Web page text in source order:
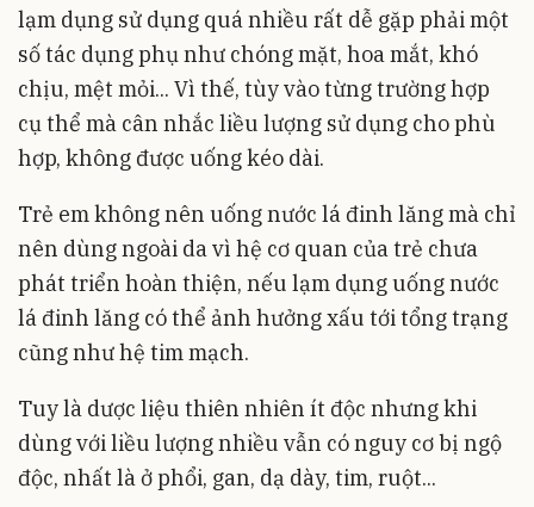
lạm dụng sử dụng quá nhiều rất dễ gặp phải một
số tác dụng phụ như chóng mặt, hoa mắt, khó
chịu, mệt mỏi... Vì thế, tùy vào từng trường hợp
cụ thể mà cân nhắc liều lượng sử dụng cho phù
hợp, không được uống kéo dài.
Trẻ em không nên uống nước lá đinh lăng mà chỉ
nên dùng ngoài da vì hệ cơ quan của trẻ chưa
phát triển hoàn thiện, nếu lạm dụng uống nước
lá đinh lăng có thể ảnh hưởng xấu tới tổng trạng
cũng như hệ tim mạch.
Tuy là dược liệu thiên nhiên ít độc nhưng khi
dùng với liều lượng nhiều vẫn có nguy cơ bị ngộ
độc, nhất là ở phổi, gan, dạ dày, tim, ruột...